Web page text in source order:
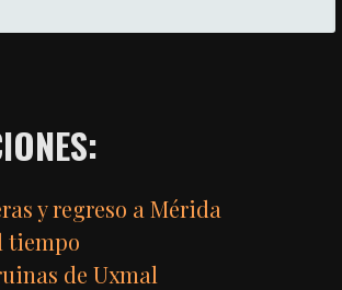
y regreso a Mérida
tiempo
de Uxmal